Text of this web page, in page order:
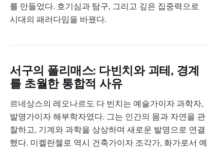
를 만들었다. 호기심과 탐구, 그리고 깊은 집중력으로
시대의 패러다임을 바꿨다.
서구의 폴리매스: 다빈치와 괴테, 경계
를 초월한 통합적 사유
르네상스의 레오나르도 다 빈치는 예술가이자 과학자,
발명가이자 해부학자였다. 그는 인간의 몸과 자연을 관
찰하고, 기계와 과학을 상상하며 새로운 발명으로 연결
했다. 미켈란젤로 역시 건축가이자 조각가, 화가로서 예